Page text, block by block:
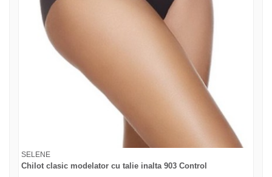
SELENE
Chilot clasic modelator cu talie inalta 903 Control